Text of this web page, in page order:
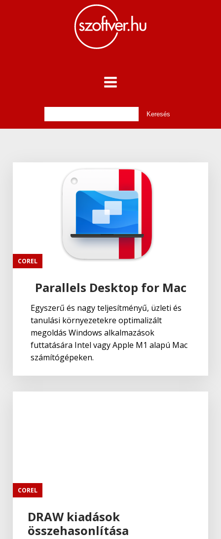
COREL
Parallels Desktop for Mac
Egyszerű és nagy teljesítményű, üzleti és
tanulási környezetekre optimalizált
megoldás Windows alkalmazások
futtatására Intel vagy Apple M1 alapú Mac
számítógépeken.
COREL
DRAW kiadások
összehasonlítása